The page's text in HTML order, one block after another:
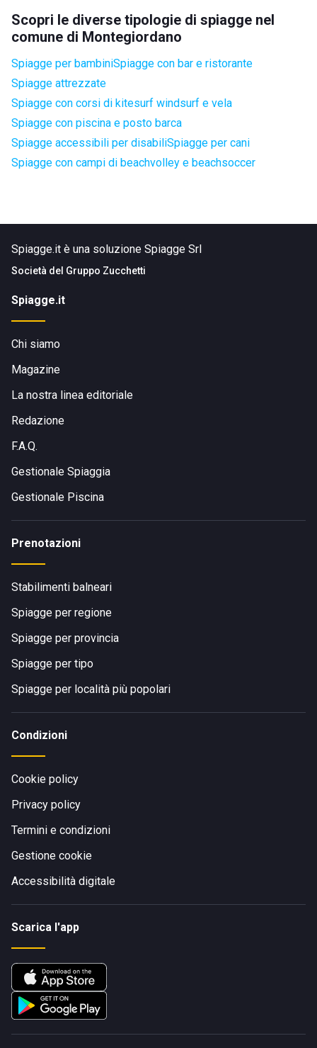
Scopri le diverse tipologie di spiagge nel
comune di Montegiordano
Spiagge per bambiniSpiagge con bar e ristorante
Spiagge attrezzate
Spiagge con corsi di kitesurf windsurf e vela
Spiagge con piscina e posto barca
Spiagge accessibili per disabiliSpiagge per cani
Spiagge con campi di beachvolley e beachsoccer
Spiagge.it è una soluzione Spiagge Srl
Società del Gruppo Zucchetti
Spiagge.it
Chi siamo
Magazine
La nostra linea editoriale
Redazione
F.A.Q.
Gestionale Spiaggia
Gestionale Piscina
Prenotazioni
Stabilimenti balneari
Spiagge per regione
Spiagge per provincia
Spiagge per tipo
Spiagge per località più popolari
Condizioni
Cookie policy
Privacy policy
Termini e condizioni
Gestione cookie
Accessibilità digitale
Scarica l'app